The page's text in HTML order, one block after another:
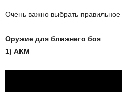
Очень важно выбрать правильное
Оружие для ближнего боя
1) АКМ